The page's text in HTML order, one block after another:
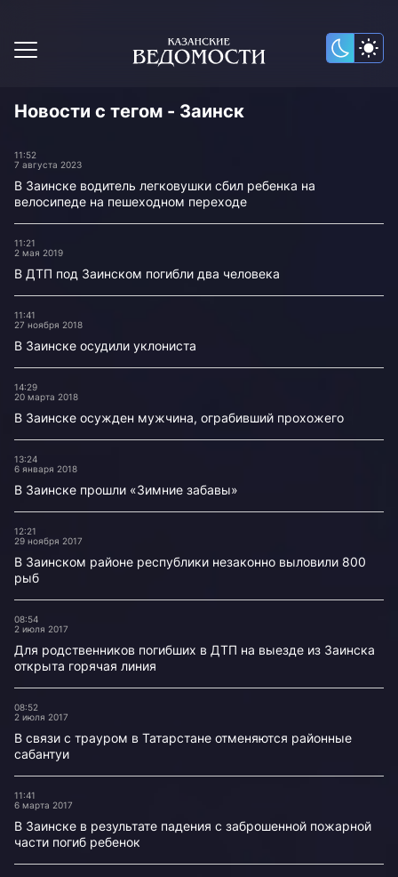
Новости с тегом - Заинск
11:52
7 августа 2023
В Заинске водитель легковушки сбил ребенка на
велосипеде на пешеходном переходе
11:21
2 мая 2019
В ДТП под Заинском погибли два человека
11:41
27 ноября 2018
В Заинске осудили уклониста
14:29
20 марта 2018
В Заинске осужден мужчина, ограбивший прохожего
13:24
6 января 2018
В Заинске прошли «Зимние забавы»
12:21
29 ноября 2017
В Заинском районе республики незаконно выловили 800
рыб
08:54
2 июля 2017
Для родственников погибших в ДТП на выезде из Заинска
открыта горячая линия
08:52
2 июля 2017
В связи с трауром в Татарстане отменяются районные
сабантуи
11:41
6 марта 2017
В Заинске в результате падения с заброшенной пожарной
части погиб ребенок